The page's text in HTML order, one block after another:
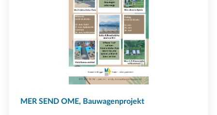
MER SEND OME, Bauwagenprojekt